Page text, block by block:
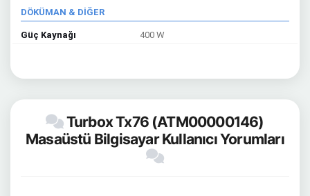
DÖKÜMAN & DİĞER
Güç Kaynağı 400 W
Turbox Tx76 (ATM00000146)
Masaüstü Bilgisayar Kullanıcı Yorumları